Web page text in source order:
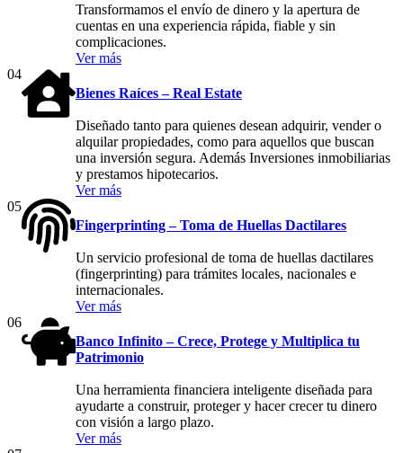
Transformamos el envío de dinero y la apertura de
cuentas en una experiencia rápida, fiable y sin
complicaciones.
Ver más
04
Bienes Raíces – Real Estate
Diseñado tanto para quienes desean adquirir, vender o
alquilar propiedades, como para aquellos que buscan
una inversión segura. Además Inversiones inmobiliarias
y prestamos hipotecarios.
Ver más
05
Fingerprinting – Toma de Huellas Dactilares
Un servicio profesional de toma de huellas dactilares
(fingerprinting) para trámites locales, nacionales e
internacionales.
Ver más
06
Banco Infinito – Crece, Protege y Multiplica tu
Patrimonio
Una herramienta financiera inteligente diseñada para
ayudarte a construir, proteger y hacer crecer tu dinero
con visión a largo plazo.
Ver más